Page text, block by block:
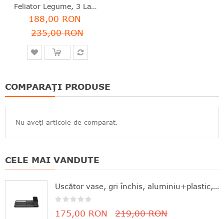
Feliator Legume, 3 Lame, Plastic, Tasty+, Brabantia - 8710755145421
188,00 RON
235,00 RON
COMPARAȚI PRODUSE
Nu aveți articole de comparat.
CELE MAI VANDUTE
Uscător vase, gri închis, aluminiu+plastic, 46.3x20x12.6 cm, Brabantia - 8710755117268
175,00 RON 219,00 RON